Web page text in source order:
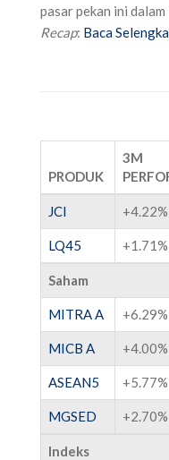
pasar pekan ini
Recap: Baca
PRODUK
3M
JCI +4.22%
LQ45 +1.71%
Saham
MITRA A +6.29%
MICB A +4.00%
ASEAN5 +5.77%
MGSED +2.70%
Indeks